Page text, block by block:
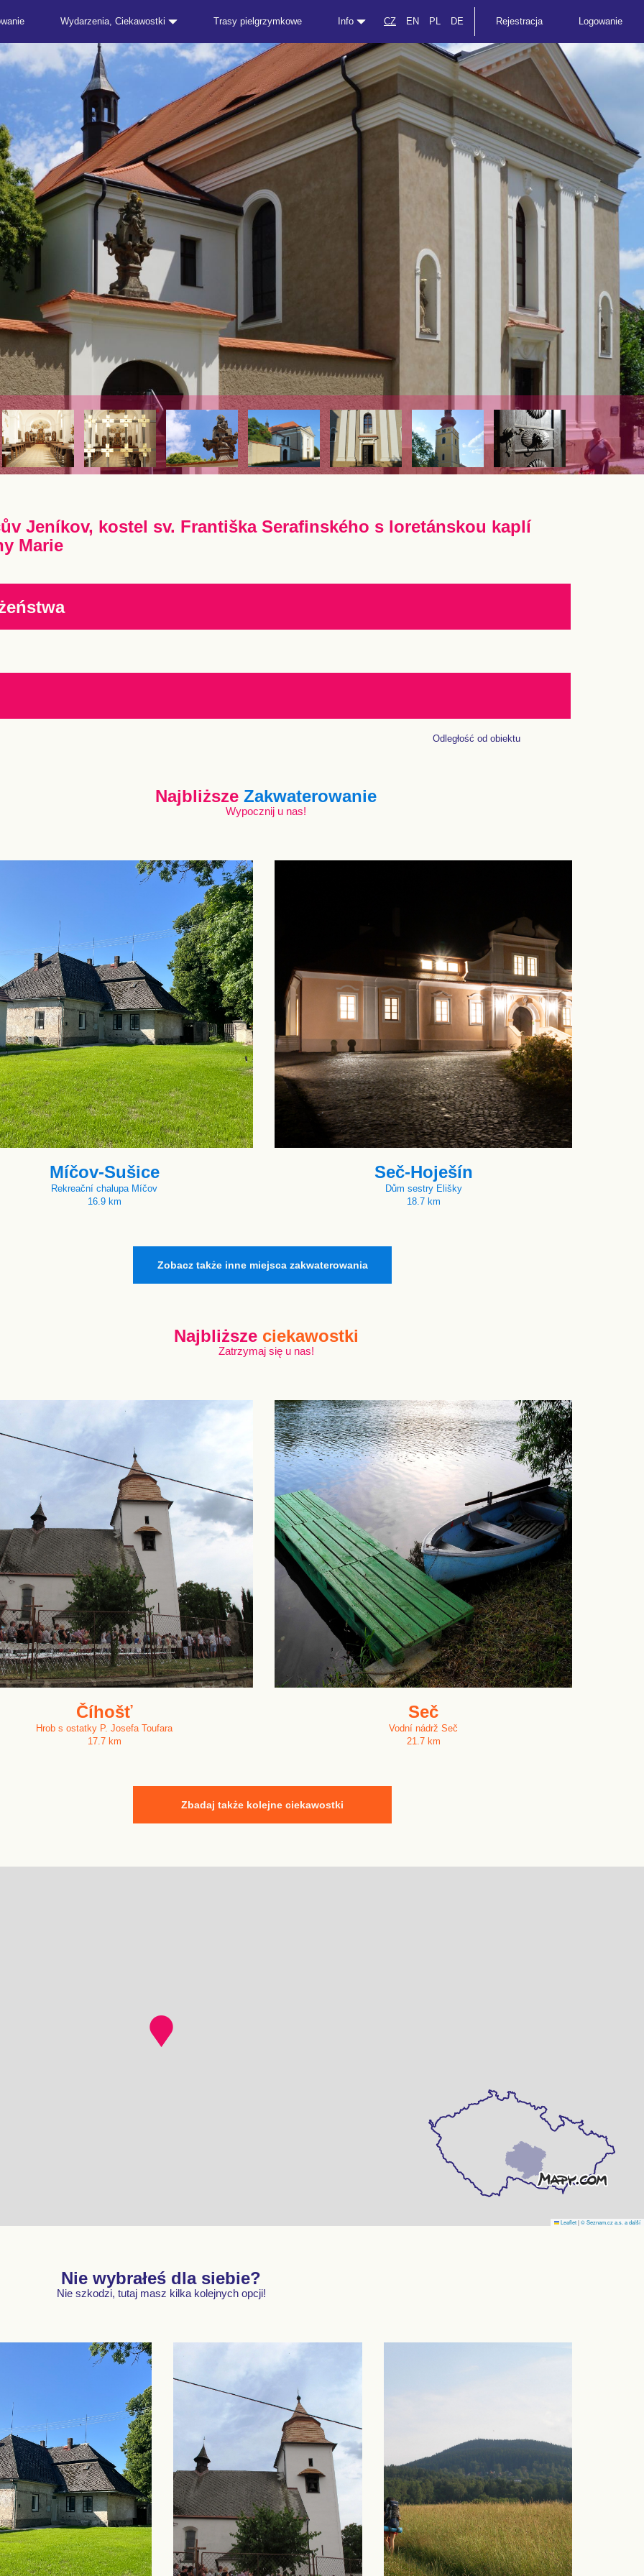
Wydarzenia, Ciekawostki Trasy pielgrzymkowe Info CZ EN PL DE Rejestracja Logowanie
Jeníkov, kostel sv. Františka Serafinského s loretánskou kaplí
Marie
Odległość od obiektu
NajbliższeZakwaterowanie
Wypocznij u nas!
Míčov-Sušice
Rekreační chalupa Míčov
16.9 km
Seč-Hoješín
Dům sestry Elišky
18.7 km
Zobacz także inne miejsca zakwaterowania
Najbliższe ciekawostki
Zatrzymaj się u nas!
Číhošť
Hrob s ostatky P. Josefa Toufara
17.7 km
Seč
Vodní nádrž Seč
21.7 km
Zbadaj także kolejne ciekawostki
Leaflet|© Seznam.cz a.s. a další
Nie wybrałeś dla siebie?
Nie szkodzi, tutaj masz kilka kolejnych opcji!